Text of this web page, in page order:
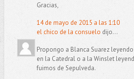
Gracias,
14 de mayo de 2015 a las 1:10
el chico de la consuelo dijo...
Propongo a Blanca Suarez
en la Catedral o a la Winslet
fuimos de Sepulveda.